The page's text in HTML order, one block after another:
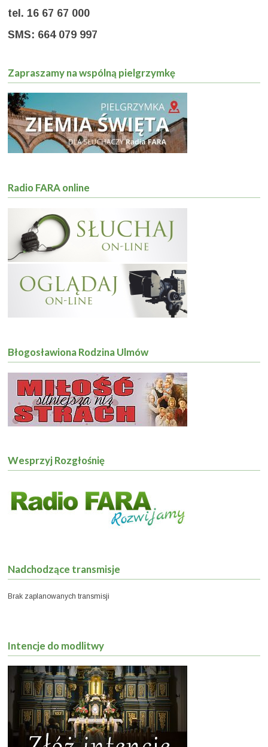
tel. 16 67 67 000
SMS: 664 079 997
Zapraszamy na wspólną pielgrzymkę
Radio FARA online
Błogosławiona Rodzina Ulmów
Wesprzyj Rozgłośnię
Nadchodzące transmisje
Brak zaplanowanych transmisji
Intencje do modlitwy